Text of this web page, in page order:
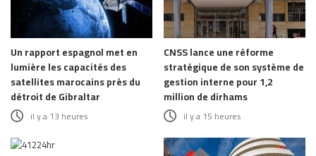
Un rapport espagnol met en
lumière les capacités des
satellites marocains près du
détroit de Gibraltar
il y a 13 heures
CNSS lance une réforme
stratégique de son système de
gestion interne pour 1,2
million de dirhams
il y a 15 heures